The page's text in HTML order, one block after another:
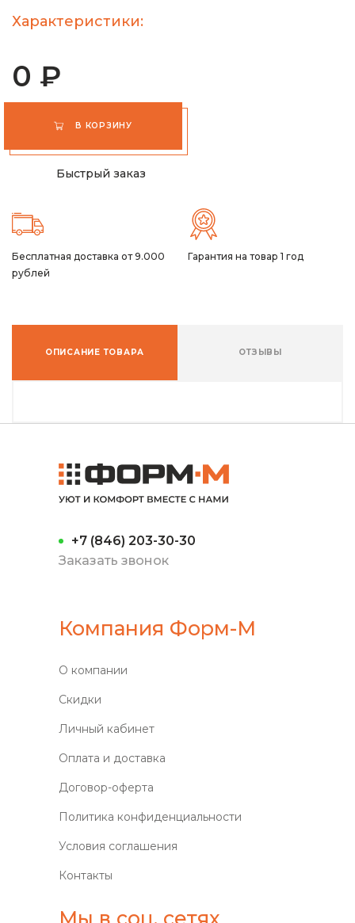
Характеристики:
0 ₽
В КОРЗИНУ
Быстрый заказ
Бесплатная доставка от 9.000
рублей
Гарантия на товар 1 год
ОПИСАНИЕ ТОВАРА ОТЗЫВЫ
+7 (846) 203-30-30
Заказать звонок
Компания Форм-М
О компании
Скидки
Личный кабинет
Оплата и доставка
Договор-оферта
Политика конфиденциальности
Условия соглашения
Контакты
Мы в соц. сетях